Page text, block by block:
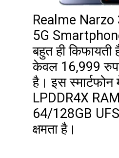
Realme
5G
बहुत ही
केवल 16,999
है। इस
LPDDR4X
64/128GB
क्षमता है।